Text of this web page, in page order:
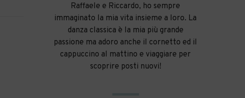
Raffaele e Riccardo, ho sempre
immaginato la mia vita insieme a loro. La
danza classica è la mia più grande
passione ma adoro anche il cornetto ed il
cappuccino al mattino e viaggiare per
scoprire posti nuovi!